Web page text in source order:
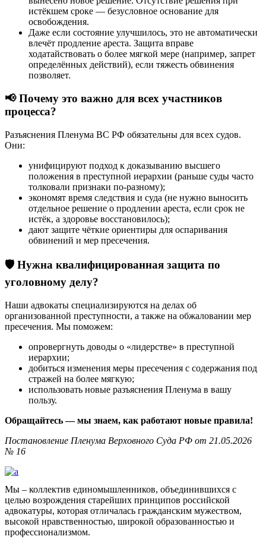
истёкшем сроке — безусловное основание для
освобождения.
Даже если состояние улучшилось, это не автоматически
влечёт продление ареста. Защита вправе
ходатайствовать о более мягкой мере (например, запрет
определённых действий), если тяжесть обвинения
позволяет.
📢Почему это важно для всех участников
процесса?
Разъяснения Пленума ВС РФ обязательны для всех судов.
Они:
унифицируют подход к доказыванию высшего
положения в преступной иерархии (раньше суды часто
толковали признаки по-разному);
экономят время следствия и суда (не нужно выносить
отдельное решение о продлении ареста, если срок не
истёк, а здоровье восстановилось);
дают защите чёткие ориентиры для оспаривания
обвинений и мер пресечения.
🛡️ Нужна квалифицированная защита по
уголовному делу?
Наши адвокаты специализируются на делах об
организованной преступности, а также на обжаловании мер
пресечения. Мы поможем:
опровергнуть доводы о «лидерстве» в преступной
иерархии;
добиться изменения меры пресечения с содержания под
стражей на более мягкую;
использовать новые разъяснения Пленума в вашу
пользу.
Обращайтесь — мы знаем, как работают новые правила!
Постановление Пленума Верховного Суда РФ от 21.05.2026
№ 16
Мы – коллектив единомышленников, объединившихся с
целью возрождения старейших принципов российской
адвокатуры, которая отличалась гражданским мужеством,
высокой нравственностью, широкой образованностью и
профессионализмом.